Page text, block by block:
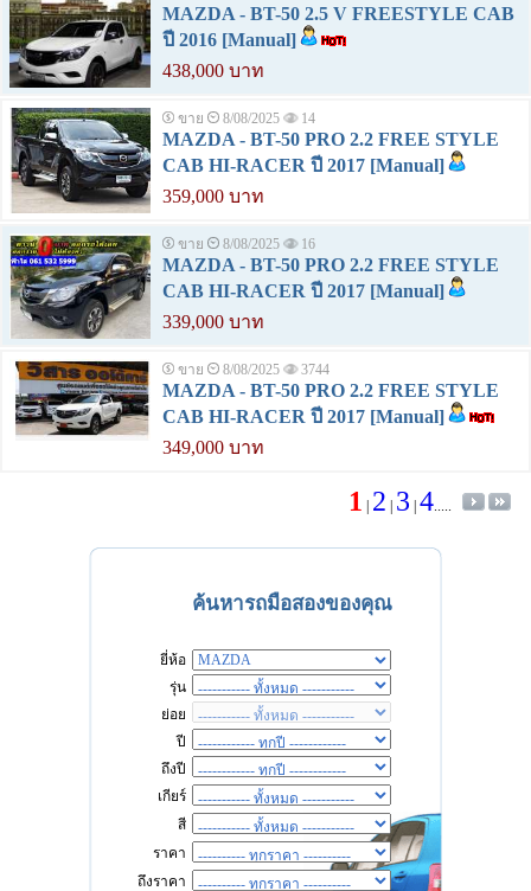
MAZDA - BT-50 2.5 V FREESTYLE CAB
ปี 2016 [Manual]
438,000 บาท
ขาย 8/08/2025 14
MAZDA - BT-50 PRO 2.2 FREE STYLE
CAB HI-RACER ปี 2017 [Manual]
359,000 บาท
ขาย 8/08/2025 16
MAZDA - BT-50 PRO 2.2 FREE STYLE
CAB HI-RACER ปี 2017 [Manual]
339,000 บาท
ขาย 8/08/2025 3744
MAZDA - BT-50 PRO 2.2 FREE STYLE
CAB HI-RACER ปี 2017 [Manual]
349,000 บาท
1 2 3 4.....
ค้นหารถมือสองของคุณ
ยี่ห้อ
รุ่น
ย่อย
ปี
ถึงปี
เกียร์
สี
ราคา
ถึงราคา